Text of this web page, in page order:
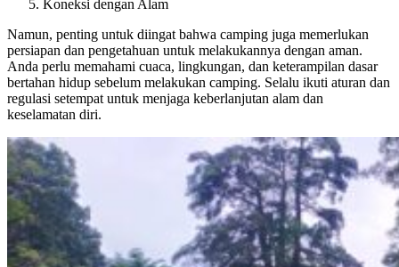
Koneksi dengan Alam
Namun, penting untuk diingat bahwa camping juga memerlukan
persiapan dan pengetahuan untuk melakukannya dengan aman.
Anda perlu memahami cuaca, lingkungan, dan keterampilan dasar
bertahan hidup sebelum melakukan camping. Selalu ikuti aturan dan
regulasi setempat untuk menjaga keberlanjutan alam dan
keselamatan diri.